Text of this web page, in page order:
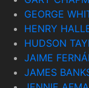
GEORGE
HENRY
HUDSON
JAIME
JAMES